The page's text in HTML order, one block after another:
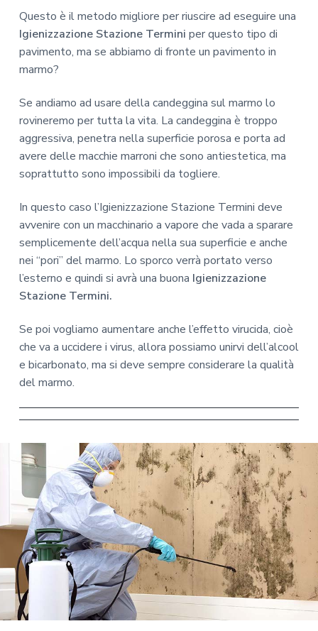
Questo è il metodo migliore per riuscire ad eseguire una
Igienizzazione Stazione Termini per questo tipo di
pavimento, ma se abbiamo di fronte un pavimento in
marmo?
Se andiamo ad usare della candeggina sul marmo lo
rovineremo per tutta la vita. La candeggina è troppo
aggressiva, penetra nella superficie porosa e porta ad
avere delle macchie marroni che sono antiestetica, ma
soprattutto sono impossibili da togliere.
In questo caso l’Igienizzazione Stazione Termini deve
avvenire con un macchinario a vapore che vada a sparare
semplicemente dell’acqua nella sua superficie e anche
nei “pori” del marmo. Lo sporco verrà portato verso
l’esterno e quindi si avrà una buona Igienizzazione
Stazione Termini.
Se poi vogliamo aumentare anche l’effetto virucida, cioè
che va a uccidere i virus, allora possiamo unirvi dell’alcool
e bicarbonato, ma si deve sempre considerare la qualità
del marmo.